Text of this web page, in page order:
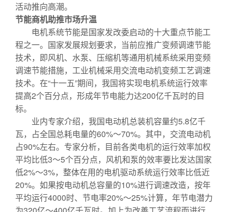
活动推向高潮。
节能商机助推市场升温
电机系统节能是国家发改委启动的十大重点节能工
程之一。国家发展规划要求，当前应推广变频调速节能
技术，即风机、水泵、压缩机等通用机械系统采用变频
调速节能措施，工业机械采用交流电动机变频工艺调速
技术。在“十一五”期间，我国将实现电机系统运行效率
提高2个百分点，形成年节电能力达200亿千瓦时的目
标。
业内专家介绍，我国电动机总装机容量约5.8亿千
瓦，占全国总耗电量的60%～70%。其中，交流电动机
占90%左右。专家分析，目前各类电机的运行效率加权
平均比低3～5个百分点，风机和泵的效率要比发达国家
低2%～3%，整体在用的电机驱动系统运行效率比低近
20%。如果按电动机总容量的10%进行调速改造，按年
平均运行4000时、节电率20%～25%计算，年节电潜力